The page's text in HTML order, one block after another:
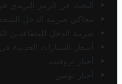
البحث عن الرمز البريدي
محاكي ضريبة الدخل
ضريبة الدخل للمتقاعدين
أسعار السيارات الجديدة
أخبار تروفيت
أخبار تونس